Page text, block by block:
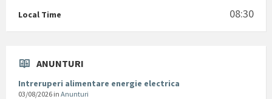
Local Time 08:30
ANUNTURI
Intreruperi alimentare energie electrica
03/08/2026 in Anunturi